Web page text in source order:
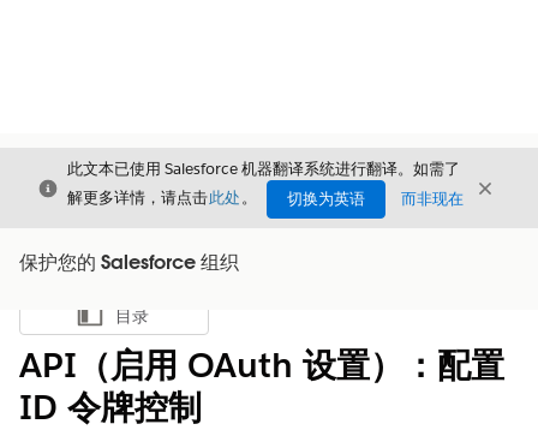
关闭
此文本已使用 Salesforce 机器翻译系统进行翻译。如需了
解更多详情，请点击此处。 切换为英语 而非现在 关闭
保护您的 Salesforce 组织
显示目录
目录
API（启用 OAuth 设置）：配置
ID 令牌控制